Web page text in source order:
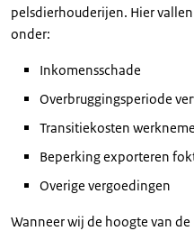
pelsdierhouderijen. Hier
onder:
Inkomensschade
Overbruggingsperiode
Transitiekosten
Beperking exporteren
Overige vergoedingen
Wanneer wij de hoogte van